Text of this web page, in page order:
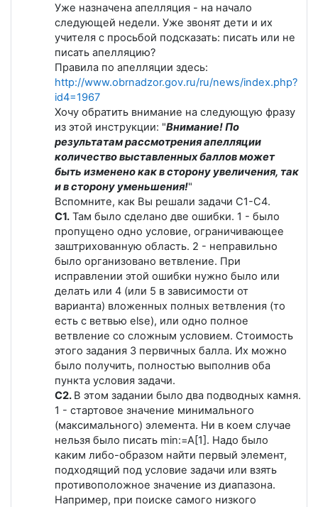
Уже назначена апелляция - на начало
следующей недели. Уже звонят дети и их
учителя с просьбой подсказать: писать или не
писать апелляцию?
Правила по апелляции здесь:
http://www.obrnadzor.gov.ru/ru/news/index.php?
id4=1967
Хочу обратить внимание на следующую фразу
из этой инструкции: "Внимание! По
результатам рассмотрения апелляции
количество выставленных баллов может
быть изменено как в сторону увеличения, так
и в сторону уменьшения!"
Вспомните, как Вы решали задачи С1-С4.
С1. Там было сделано две ошибки. 1 - было
пропущено одно условие, ограничивающее
заштрихованную область. 2 - неправильно
было организовано ветвление. При
исправлении этой ошибки нужно было или
делать или 4 (или 5 в зависимости от
варианта) вложенных полных ветвления (то
есть с ветвью else), или одно полное
ветвление со сложным условием. Стоимость
этого задания 3 первичных балла. Их можно
было получить, полностью выполнив оба
пункта условия задачи.
С2. В этом задании было два подводных камня.
1 - стартовое значение минимального
(максимального) элемента. Ни в коем случае
нельзя было писать min:=A[1]. Надо было
каким либо-образом найти первый элемент,
подходящий под условие задачи или взять
противоположное значение из диапазона.
Например, при поиске самого низкого